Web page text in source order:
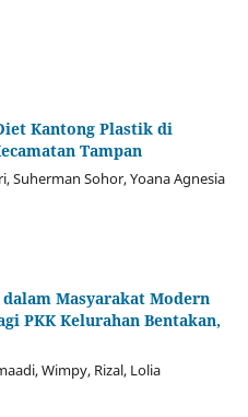
Kantong Plastik di
Tampan
Suherman Sohor, Yoana Agnesia
Masyarakat Modern
PKK Kelurahan Bentakan,
Wimpy, Rizal, Lolia